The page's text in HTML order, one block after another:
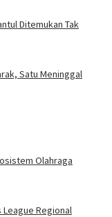
Ditemukan Tak
Satu Meninggal
Olahraga
League Regional